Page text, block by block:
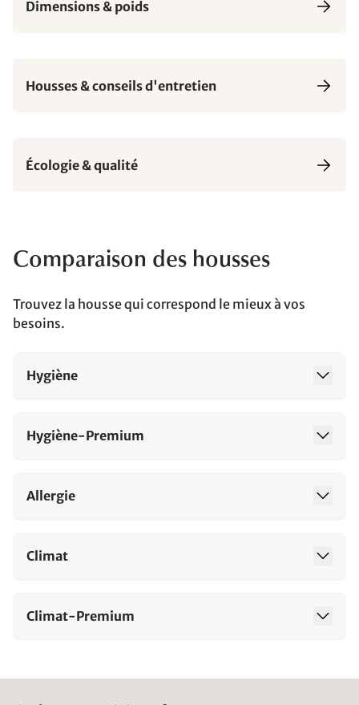
Dimensions & poids
Housses & conseils d'entretien
Écologie & qualité
Comparaison des housses
Trouvez la housse qui correspond le mieux à vos
besoins.
Hygiène
Hygiène-Premium
Allergie
Climat
Climat-Premium